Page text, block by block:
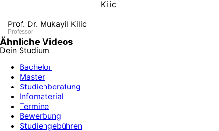
Prof. Dr. Mukayil Kilic
Professor
Ähnliche Videos
Dein Studium
Bachelor
Master
Studienberatung
Infomaterial
Termine
Bewerbung
Studiengebühren